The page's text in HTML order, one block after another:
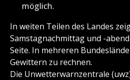
möglich.
In weiten Teilen des Landes
Samstagnachmittag und -
Seite. In mehreren
Gewittern zu rechnen.
Die Unwetterwarnzentrale